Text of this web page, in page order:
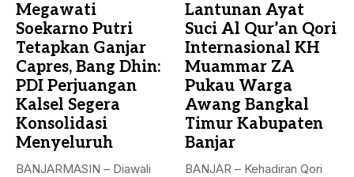
Megawati
Soekarno Putri
Tetapkan Ganjar
Capres, Bang Dhin:
PDI Perjuangan
Kalsel Segera
Konsolidasi
Menyeluruh
BANJARMASIN – Diawali
Lantunan Ayat
Suci Al Qur’an Qori
Internasional KH
Muammar ZA
Pukau Warga
Awang Bangkal
Timur Kabupaten
Banjar
BANJAR – Kehadiran Qori